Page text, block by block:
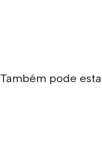
Também pode